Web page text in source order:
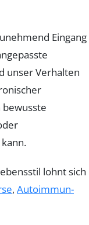
Eingang
unser Verhalten
bewusste
lohnt sich
, Autoimmun-